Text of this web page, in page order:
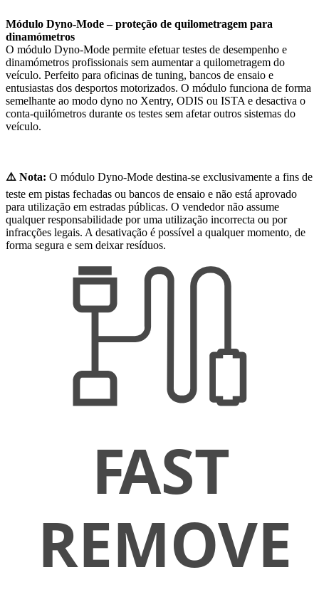
Módulo Dyno-Mode – proteção de quilometragem para
dinamómetros
O módulo Dyno-Mode permite efetuar testes de desempenho e
dinamómetros profissionais sem aumentar a quilometragem do
veículo. Perfeito para oficinas de tuning, bancos de ensaio e
entusiastas dos desportos motorizados. O módulo funciona de forma
semelhante ao modo dyno no Xentry, ODIS ou ISTA e desactiva o
conta-quilómetros durante os testes sem afetar outros sistemas do
veículo.
⚠️ Nota: O módulo Dyno-Mode destina-se exclusivamente a fins de
teste em pistas fechadas ou bancos de ensaio e não está aprovado
para utilização em estradas públicas. O vendedor não assume
qualquer responsabilidade por uma utilização incorrecta ou por
infracções legais. A desativação é possível a qualquer momento, de
forma segura e sem deixar resíduos.